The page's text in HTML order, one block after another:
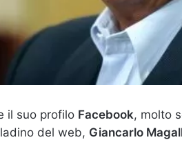
il suo profilo Facebook, molto
del web, Giancarlo